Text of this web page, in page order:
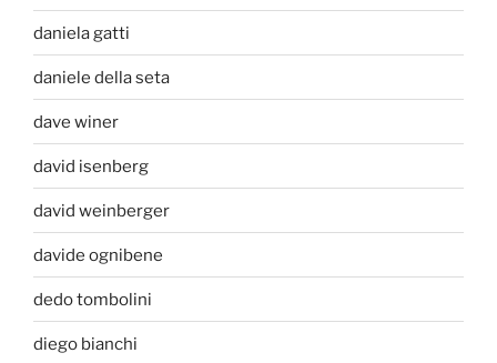
daniela gatti
daniele della seta
dave winer
david isenberg
david weinberger
davide ognibene
dedo tombolini
diego bianchi